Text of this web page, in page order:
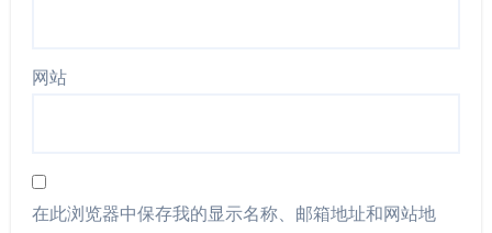
网站
在此浏览器中保存我的显示名称、邮箱地址和网站地